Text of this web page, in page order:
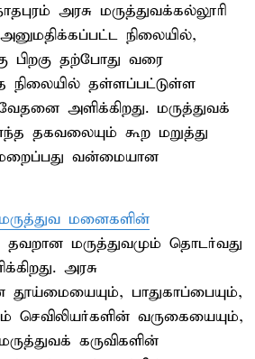
அரசு மருத்துவக்கல்லூரி
நிலையில்,
பிறகு தற்போது வரை
நிலையில் தள்ளப்பட்டுள்ள
அளிக்கிறது. மருத்துவக்
தகவலையும் கூற மறுத்து
வன்மையான
மனைகளின்
தவறான மருத்துவமும் தொடர்வது
அரசு
தூய்மையையும், பாதுகாப்பையும்,
செவிலியர்களின் வருகையையும்,
கருவிகளின்